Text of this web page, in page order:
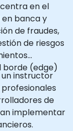
en el
en banca y
de fraudes,
de riesgos
borde (edge)
instructor
de
implementar